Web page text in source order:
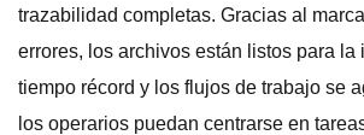
trazabilidad completas. Gracias al
errores, los archivos están listos para la
tiempo récord y los flujos de trabajo se
los operarios puedan centrarse en